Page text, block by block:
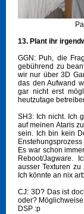
13. Plant ihr
GGN: Puh, die
gebührend zu
wir nur über 3D
das den Aufwand
gar nicht erst
heutzutage
SH3: Ich nicht. Ich
auf meinen Ataris
sein. Ich bin kein
Es war schon
Reboot/Jagware.
ausser Texturen
Ich könnte an nix
CJ: 3D? Das ist
oder?
DSP :p